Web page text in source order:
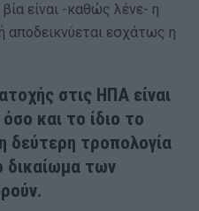
είναι -καθώς λένε- η
αποδεικνύεται εσχάτως η
στις ΗΠΑ είναι
και το ίδιο το
δεύτερη τροπολογία
δικαίωμα των